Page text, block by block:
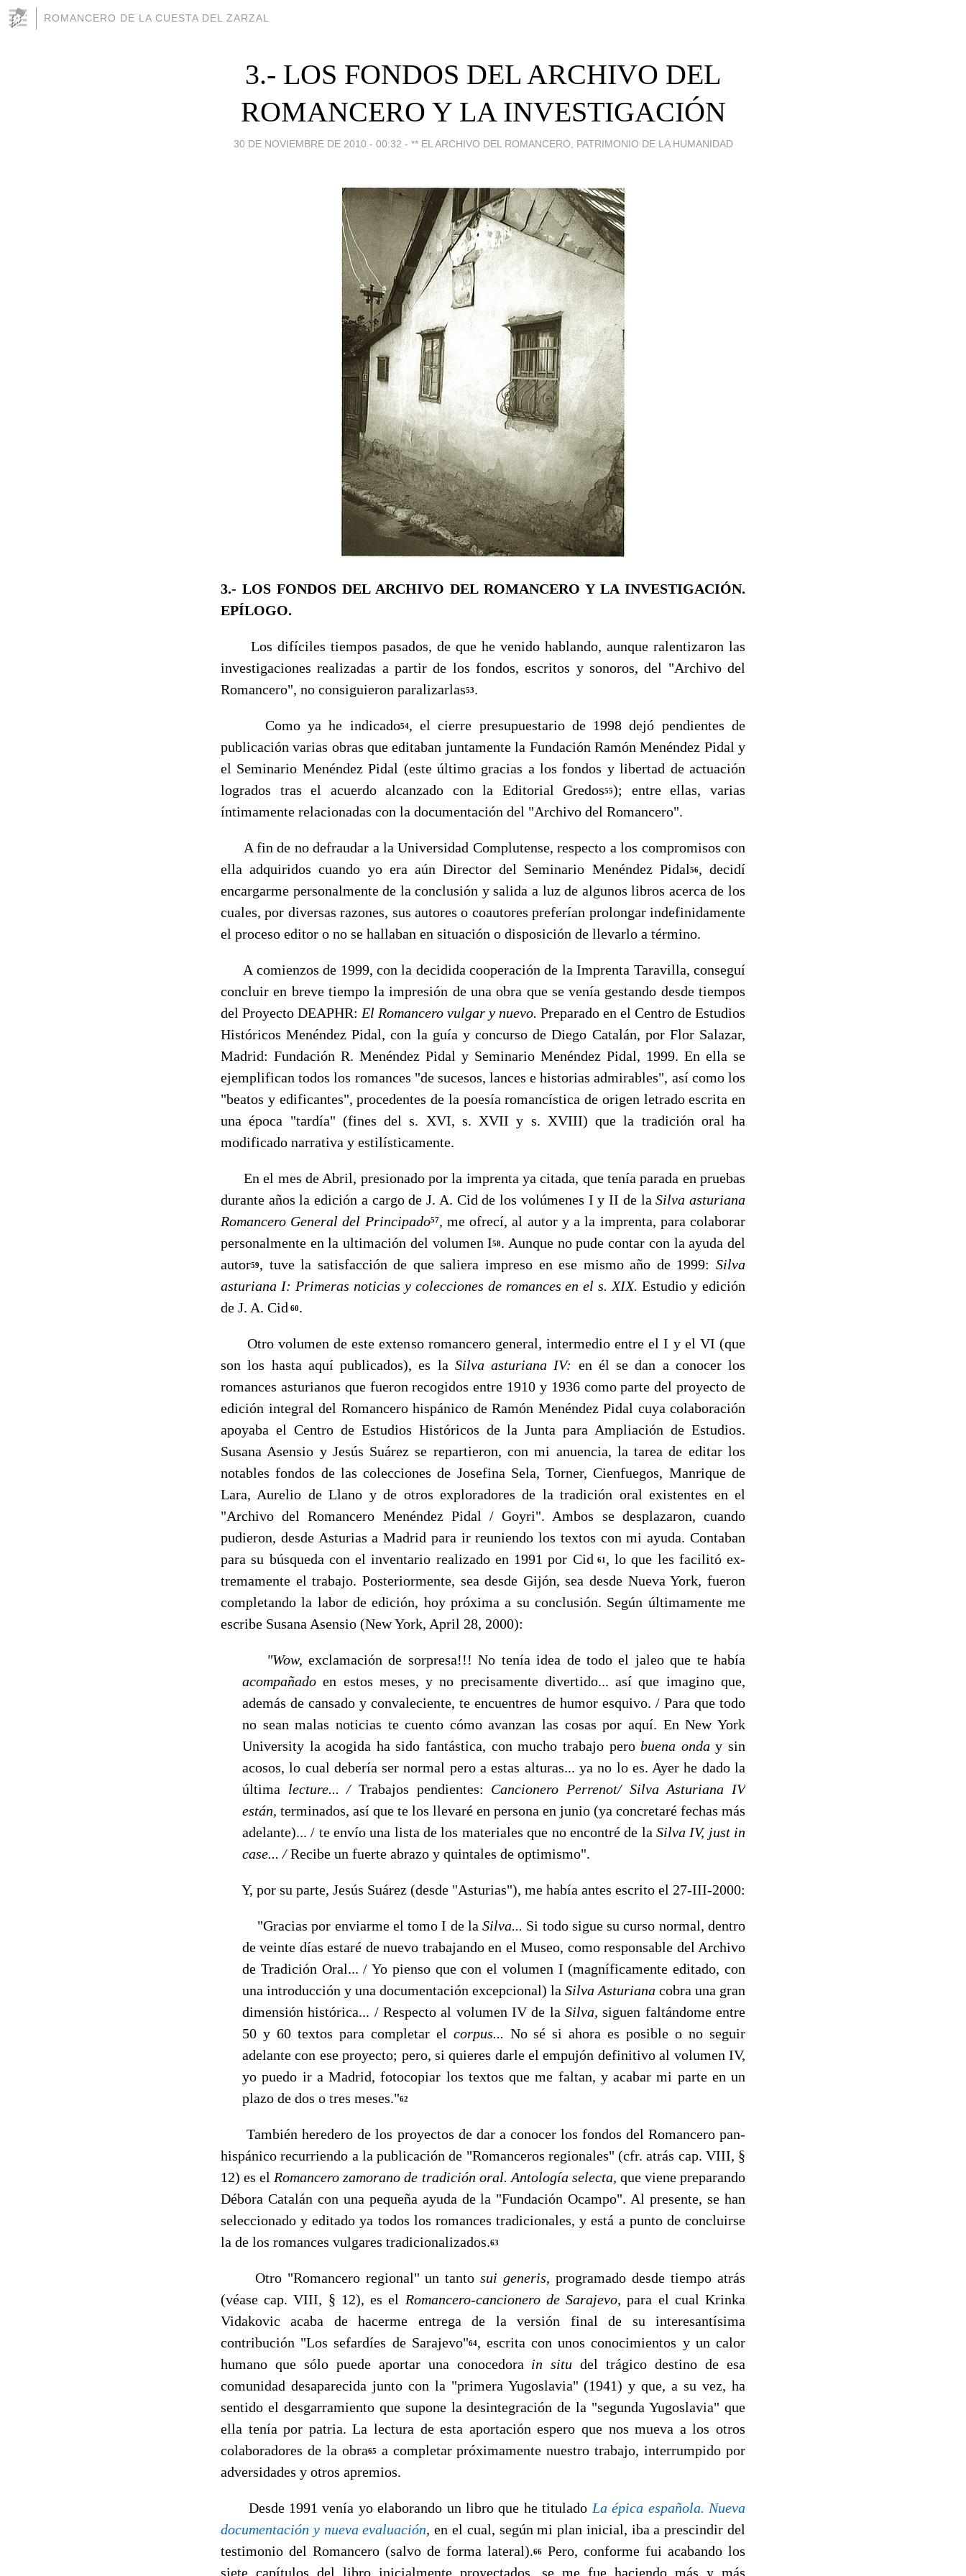
ROMANCERO DE LA CUESTA DEL ZARZAL
3.- LOS FONDOS DEL ARCHIVO DEL
ROMANCERO Y LA INVESTIGACIÓN
30 DE NOVIEMBRE DE 2010 - 00:32 - ** EL ARCHIVO DEL ROMANCERO, PATRIMONIO DE LA HUMANIDAD
3.- LOS FONDOS DEL ARCHIVO DEL ROMANCERO Y LA INVESTIGACIÓN.
EPÍLOGO.
Los difíciles tiempos pasados, de que he venido hablando, aunque ralentizaron las
investiga­ciones realizadas a partir de los fondos, escritos y sonoros, del "Archivo del
Romancero", no con­siguieron paralizarlas53.
Como ya he indicado54, el cierre presupuestario de 1998 dejó pendientes de
publicación va­rias obras que editaban juntamente la Fundación Ramón Menéndez Pidal y
el Seminario Menéndez Pidal (este último gracias a los fondos y libertad de actuación
logrados tras el acuerdo alcanzado con la Editorial Gredos55); entre ellas, varias
íntimamente relacionadas con la docu­mentación del "Archivo del Romancero".
A fin de no defraudar a la Universidad Complutense, respecto a los compromisos con
ella ad­quiridos cuando yo era aún Director del Seminario Menéndez Pidal56, decidí
encargarme per­sonalmente de la conclusión y salida a luz de algunos libros acerca de los
cuales, por diversas ra­zones, sus autores o coautores preferían prolongar indefinidamente
el proceso editor o no se hallaban en situación o disposición de llevarlo a término.
A comienzos de 1999, con la decidida cooperación de la Imprenta Taravilla, conseguí
con­cluir en breve tiempo la impresión de una obra que se venía gestando desde tiempos
del Pro­yecto DEAPHR: El Romancero vulgar y nuevo. Preparado en el Centro de Estudios
Históricos Me­néndez Pidal, con la guía y concurso de Diego Catalán, por Flor Salazar,
Madrid: Fundación R. Menéndez Pidal y Seminario Menéndez Pidal, 1999. En ella se
ejemplifican todos los roman­ces "de sucesos, lances e historias admirables", así como los
"beatos y edificantes", procedentes de la poesía romancística de origen letrado escrita en
una época "tardía" (fines del s. XVI, s. XVII y s. XVIII) que la tradición oral ha
modificado narrativa y estilísticamente.
En el mes de Abril, presionado por la imprenta ya citada, que tenía parada en pruebas
du­rante años la edición a cargo de J. A. Cid de los volúmenes I y II de laSilva asturiana
Romancero General del Principado57, me ofrecí, al autor y a la imprenta, para colaborar
personalmente en la ultimación del volumen I58. Aunque no pude contar con la ayuda del
autor59, tuve la sa­tisfacción de que saliera impreso en ese mismo año de 1999: Silva
asturiana I: Primeras noticias y colecciones de romances en el s. XIX.Estudio y edición
de J. A. Cid 60.
Otro volumen de este extenso romancero general, intermedio entre el I y el VI (que
son los hasta aquí publicados), es la Silva asturiana IV: en él se dan a conocer los
romances asturianos que fueron recogidos entre 1910 y 1936 como parte del proyecto de
edición integral del Ro­mancero hispánico de Ramón Menéndez Pidal cuya colaboración
apoyaba el Centro de Estu­dios Históricos de la Junta para Ampliación de Estudios.
Susana Asensio y Jesús Suárez se re­partieron, con mi anuencia, la tarea de editar los
notables fondos de las colecciones de Josefina Sela, Torner, Cienfuegos, Manrique de
Lara, Aurelio de Llano y de otros exploradores de la tra­dición oral existentes en el
"Archivo del Romancero Menéndez Pidal / Goyri". Ambos se des­plazaron, cuando
pudieron, desde Asturias a Madrid para ir reuniendo los textos con mi ayuda. Contaban
para su búsqueda con el inventario realizado en 1991 por Cid 61 , lo que les facilitó ex­
tremamente el trabajo. Posteriormente, sea desde Gijón, sea desde Nueva York, fueron
comple­tando la labor de edición, hoy próxima a su conclusión. Según últimamente me
escribe Susana Asensio (New York, April 28, 2000):
"Wow,exclamación de sorpresa!!! No tenía idea de todo el jaleo que te había
acompañadoen estos meses, y no precisamente divertido... así que imagino que,
además de cansado y con­valeciente, te encuentres de humor esquivo. / Para que todo
no sean malas noticias te cuento cómo avanzan las cosas por aquí. En New York
University la acogida ha sido fantástica, con mucho trabajo perobuena onday sin
acosos, lo cual debería ser normal pero a estas alturas... ya no lo es. Ayer he dado la
última lecture... /Trabajos pendientes: Cancionero Perrenot/ Sil­va Asturiana IV
están, terminados, así que te los llevaré en persona en junio (ya concretaré fe­chas más
adelante)... / te envío una lista de los materiales que no encontré de la Silva IV, just in
case... /Recibe un fuerte abrazo y quintales de optimismo".
Y, por su parte, Jesús Suárez (desde "Asturias"), me había antes escrito el 27-III-2000:
"Gracias por enviarme el tomo I de laSilva... Si todo sigue su curso normal, dentro
de vein­te días estaré de nuevo trabajando en el Museo, como responsable del Archivo
de Tradición Oral... / Yo pienso que con el volumen I (magníficamente editado, con
una introducción y una documentación excepcional) la Silva Asturiana cobra una gran
dimensión histórica... / Respecto al volumen IV de la Silva,siguen faltándome entre
50 y 60 textos para completar el corpus... No sé si ahora es posible o no seguir
adelante con ese proyecto; pero, si quieres darle el empujón definitivo al volumen IV,
yo puedo ir a Madrid, fotocopiar los textos que me faltan, y acabar mi parte en un
plazo de dos o tres meses."62
También heredero de los proyectos de dar a conocer los fondos del Romancero pan-
hispánico re­curriendo a la publicación de "Romanceros regionales" (cfr. atrás cap. VIII, §
12) es el Romancero zamorano de tradición oral. Antología selecta, que viene preparando
Débora Catalán con una peque­ña ayuda de la "Fundación Ocampo". Al presente, se han
seleccionado y editado ya todos los ro­mances tradicionales, y está a punto de concluirse
la de los romances vulgares tradicionalizados.63
Otro "Romancero regional" un tantosui generis,programado desde tiempo atrás
(véase cap. VIII, § 12), es el Romancero-cancionero de Sarajevo,para el cual Krinka
Vidakovic acaba de ha­cerme entrega de la versión final de su interesantísima
contribución "Los sefardíes de Saraje­vo"64, escrita con unos conocimientos y un calor
humano que sólo puede aportar una conoce­dora in situdel trágico destino de esa
comunidad desaparecida junto con la "primera Yugoslavia" (1941) y que, a su vez, ha
sentido el desgarramiento que supone la desintegración de la "segun­da Yugoslavia" que
ella tenía por patria. La lectura de esta aportación espero que nos mueva a los otros
colaboradores de la obra65
a completar próximamente nuestro trabajo, interrumpido por
adversidades y otros apremios.
Desde 1991 venía yo elaborando un libro que he titulado La épica española. Nueva
documen­tación y nueva evaluación,en el cual, según mi plan inicial, iba a prescindir del
testimonio del Romancero (salvo de forma lateral).66
Pero, conforme fui acabando los
siete capítulos del libro inicialmente proyectados, se me fue haciendo más y más